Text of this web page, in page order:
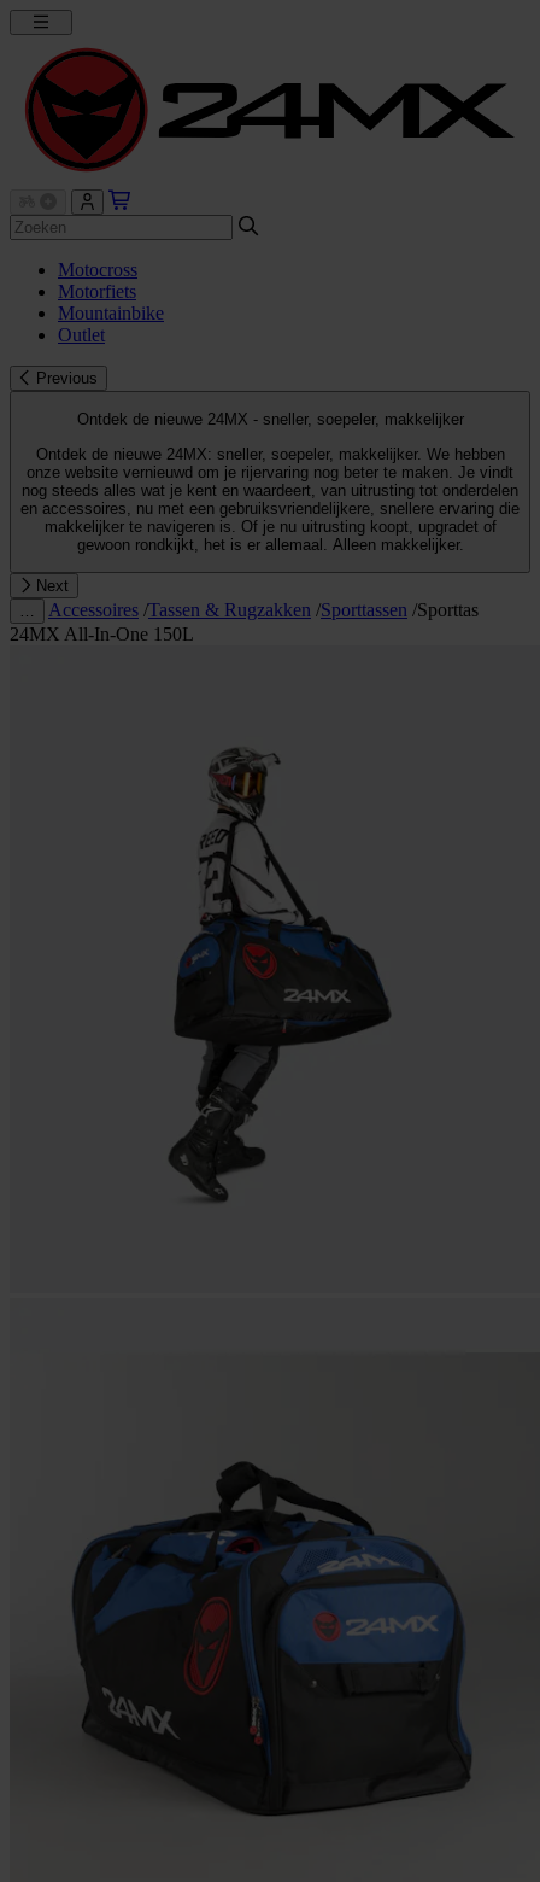
Motocross
Motorfiets
Mountainbike
Outlet
Previous
Ontdek de nieuwe 24MX - sneller, soepeler, makkelijker
Ontdek de nieuwe 24MX: sneller, soepeler, makkelijker. We hebben
onze website vernieuwd om je rijervaring nog beter te maken. Je vindt
nog steeds alles wat je kent en waardeert, van uitrusting tot onderdelen
en accessoires, nu met een gebruiksvriendelijkere, snellere ervaring die
makkelijker te navigeren is. Of je nu uitrusting koopt, upgradet of
gewoon rondkijkt, het is er allemaal. Alleen makkelijker.
Next
Accessoires /Tassen & Rugzakken /Sporttassen /Sporttas
24MX All-In-One 150L